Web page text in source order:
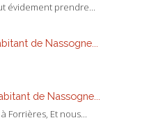
évidement prendre...
de Nassogne...
de Nassogne...
Forrières, Et nous...